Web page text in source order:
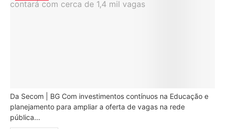
Da Secom | BG Com investimentos contínuos na Educação e
planejamento para ampliar a oferta de vagas na rede
pública...